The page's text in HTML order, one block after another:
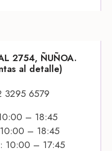
2754, ÑUÑOA.
al detalle)
3295 6579
– 18:45
– 18:45
10:00 – 17:45